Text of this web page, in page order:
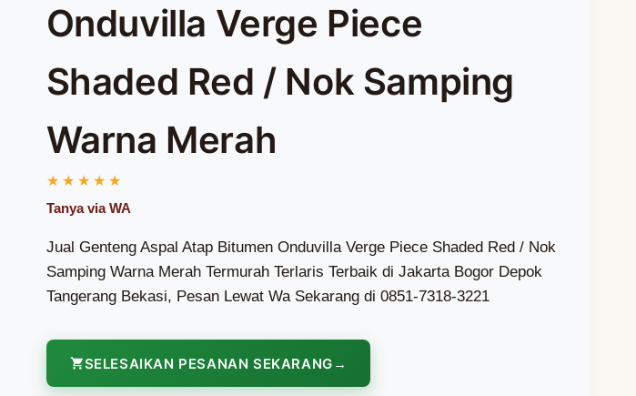
Onduvilla Verge Piece
Shaded Red / Nok Samping
Warna Merah
Jual Genteng Aspal Atap Bitumen Onduvilla Verge Piece Shaded Red / Nok
Samping Warna Merah Termurah Terlaris Terbaik di Jakarta Bogor Depok
Tangerang Bekasi, Pesan Lewat Wa Sekarang di 0851-7318-3221
SELESAIKAN PESANAN SEKARANG